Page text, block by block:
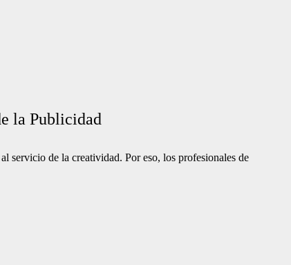
la Publicidad
servicio de la creatividad. Por eso, los profesionales de